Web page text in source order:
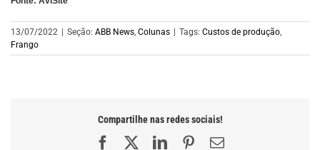
13/07/2022 Seção: ABB News, Colunas Tags: Custos de produção,
Frango
Compartilhe nas redes sociais!
FacebookLinkedInPinterest
E-